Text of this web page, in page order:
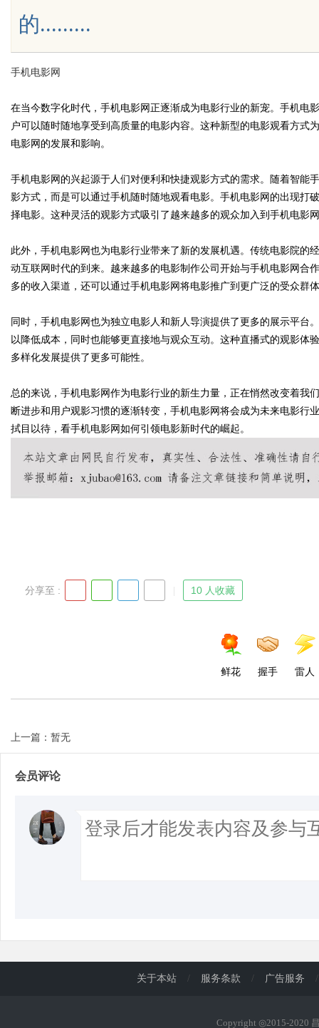
Bo
ar
d
的.........
手机电影网
在当今数字化时代，手机电影网正逐渐成为电影行业的新宠。手机电
户可以随时随地享受到高质量的电影内容。这种新型的电影观看方式
电影网的发展和影响。
手机电影网的兴起源于人们对便利和快捷观影方式的需求。随着智能
影方式，而是可以通过手机随时随地观看电影。手机电影网的出现打
择电影。这种灵活的观影方式吸引了越来越多的观众加入到手机电影
此外，手机电影网也为电影行业带来了新的发展机遇。传统电影院的
动互联网时代的到来。越来越多的电影制作公司开始与手机电影网合
多的收入渠道，还可以通过手机电影网将电影推广到更广泛的受众群
同时，手机电影网也为独立电影人和新人导演提供了更多的展示平
以降低成本，同时也能够更直接地与观众互动。这种直播式的观影体
多样化发展提供了更多可能性。
总的来说，手机电影网作为电影行业的新生力量，正在悄然改变着我
断进步和用户观影习惯的逐渐转变，手机电影网将会成为未来电影行
拭目以待，看手机电影网如何引领电影新时代的崛起。
分享至 : 10 人收藏
鲜花 握手 雷人
上一篇：暂无
会员评论
关于本站 / 服务条款 / 广告服务 /
Copyright ◎2015-2020